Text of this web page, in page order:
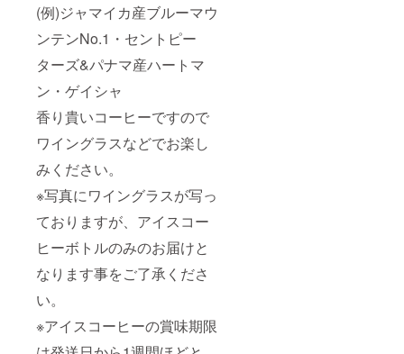
(例)ジャマイカ産ブルーマウ
ンテンNo.1・セントピー
ターズ&パナマ産ハートマ
ン・ゲイシャ
香り貴いコーヒーですので
ワイングラスなどでお楽し
みください。
※写真にワイングラスが写っ
ておりますが、アイスコー
ヒーボトルのみのお届けと
なります事をご了承くださ
い。
※アイスコーヒーの賞味期限